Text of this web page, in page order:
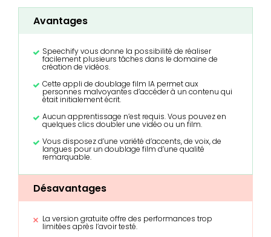
Avantages
Speechify vous donne la possibilité de réaliser
facilement plusieurs tâches dans le domaine de
création de vidéos.
Cette appli de doublage film IA permet aux
personnes malvoyantes d’accéder à un contenu qui
était initialement écrit.
Aucun apprentissage n’est requis. Vous pouvez en
quelques clics doubler une vidéo ou un film.
Vous disposez d’une variété d’accents, de voix, de
langues pour un doublage film d’une qualité
remarquable.
Désavantages
La version gratuite offre des performances trop
limitées après l’avoir testé.